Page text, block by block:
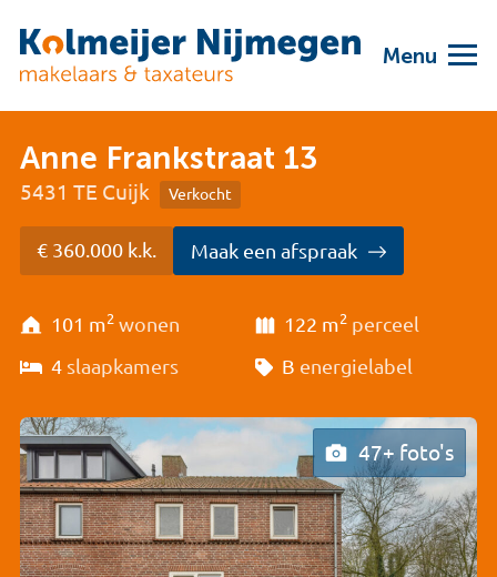
Menu
Anne Frankstraat 13
5431 TE Cuijk Verkocht
€ 360.000 k.k. Maak een afspraak
101 m2 wonen 122 m2 perceel
4 slaapkamers B energielabel
47+ foto's